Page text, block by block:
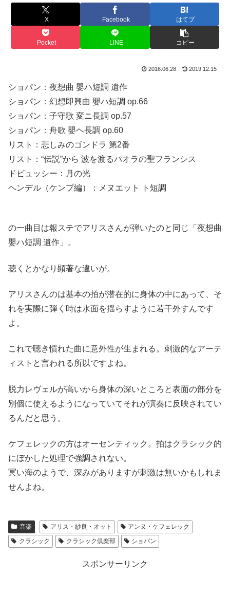
X Facebook はてブ
Pocket LINE コピー
2016.06.28 2019.12.15
ショパン：夜想曲 嬰ハ短調 遺作
ショパン：幻想即興曲 嬰ハ短調 op.66
ショパン：子守歌 変ニ長調 op.57
ショパン：舟歌 嬰ヘ長調 op.60
リスト：悲しみのゴンドラ 第2番
リスト：“伝説”から 波を渡るパオラの聖フランシス
ドビュッシー：月の光
ヘンデル（ケンプ編）：メヌエット ト短調
の一曲目は報ステでアリスさんが弾いたのと同じ「夜想曲
嬰ハ短調 遺作」。
聴くとかなり顕著な違いが。
アリスさんのは基本の拍が潜在的に身体の中にあって、そ
れを実際に弾く時は水面を揺らすように若干外すんです
よ。
これで聴き慣れた曲に意外性が生まれる。刺激的なアーテ
ィストと言われる所以ですよね。
脱力レヴェルが高いから身体の深いところと表面の部分を
別個に使えるようになっていてそれが演奏に反映されてい
るんだと思う。
ケフェレックの方はオーセンティック。拍はクラシック的
にぼかした処理で強調されない。
冥い海のようで、深みがありますが刺激は無いかもしれま
せんよね。
音楽 アリス・紗良・オット
アンヌ・ケフェレック
クラシック
クラシック倶楽部 ショパン
スポンサーリンク